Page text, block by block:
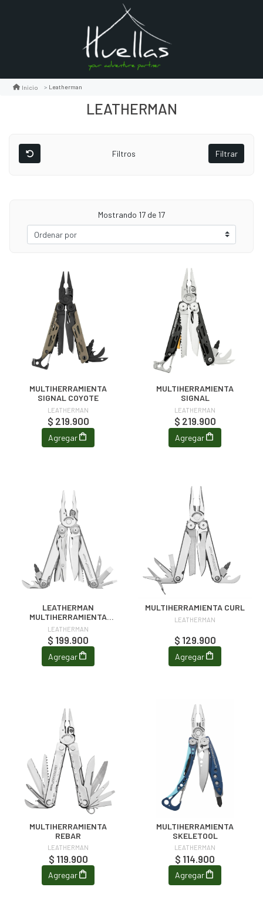
Inicio Leatherman
LEATHERMAN
Filtros Filtrar
Mostrando 17 de 17
MULTIHERRAMIENTA
SIGNAL COYOTE
LEATHERMAN
$ 219.900
Agregar
MULTIHERRAMIENTA
SIGNAL
LEATHERMAN
$ 219.900
Agregar
LEATHERMAN
MULTIHERRAMIENTA
SURGE
LEATHERMAN
$ 199.900
Agregar
MULTIHERRAMIENTA CURL
LEATHERMAN
$ 129.900
Agregar
MULTIHERRAMIENTA
REBAR
LEATHERMAN
$ 119.900
Agregar
MULTIHERRAMIENTA
SKELETOOL
LEATHERMAN
$ 114.900
Agregar